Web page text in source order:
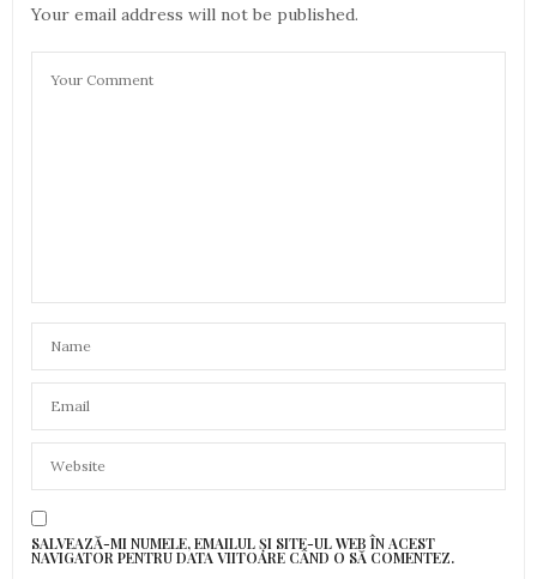
Your email address will not be published.
SALVEAZĂ-MI NUMELE, EMAILUL ȘI SITE-UL WEB ÎN ACEST
NAVIGATOR PENTRU DATA VIITOARE CÂND O SĂ COMENTEZ.